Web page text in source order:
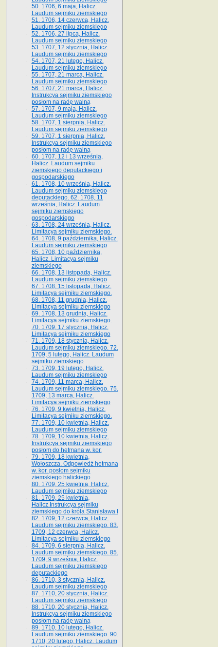
50. 1706, 6 maja, Halicz.
Laudum sejmiku ziemskiego
51. 1706, 14 czerwca, Halicz.
Laudum sejmiku ziemskiego
52. 1706, 27 lipca, Halicz.
Laudum sejmiku ziemskiego
53. 1707, 12 stycznia, Halicz.
Laudum sejmiku ziemskiego
54. 1707, 21 lutego, Halicz.
Laudum sejmiku ziemskiego
55. 1707, 21 marca, Halicz.
Laudum sejmiku ziemskiego
56. 1707, 21 marca, Halicz.
Instrukcya sejmiku ziemskiego
posłom na radę walną
57. 1707, 9 maja, Halicz.
Laudum sejmiku ziemskiego
58. 1707, 1 sierpnia, Halicz.
Laudum sejmiku ziemskiego
59. 1707, 1 sierpnia, Halicz.
Instrukcya sejmiku ziemskiego
posłom na radę walną
60. 1707, 12 i 13 września,
Halicz. Laudum sejmiku
ziemskiego deputackiego i
gospodarskiego
61. 1708, 10 września, Halicz.
Laudum sejmiku ziemskiego
deputackiego. 62. 1708, 11
września, Halicz. Laudum
sejmiku ziemskiego
gospodarskiego
63. 1708, 24 września, Halicz.
Limitacya sejmiku ziemskiego.
64. 1708, 9 października, Halicz.
Laudum sejmiku ziemskiego
65­. 1708, 10 października,
Halicz. Limitacya sejmiku
ziemskiego
66. 1708, 13 listopada, Halicz.
Laudum sejmiku ziemskiego
67. 1708, 15 listopada, Halicz.
Limitacya sejmiku ziemskiego.
68. 1708, 11 grudnia, Halicz.
Limitacya sejmiku ziemskiego
69. 1708, 13 grudnia, Halicz.
Limitacya sejmiku ziemskiego.
70. 1709, 17 stycznia, Halicz.
Limitacya sejmiku ziemskiego
71. 1709, 18 stycznia, Halicz.
Laudum sejmiku ziemskiego. 72.
1709, 5 lutego, Halicz. Laudum
sejmiku ziemskiego
73. 1709, 19 lutego, Halicz.
Laudum sejmiku ziemskiego
74. 1709, 11 marca, Halicz.
Laudum sejmiku ziemskiego. 75.
1709, 13 marca, Halicz.
Limitacya sejmiku ziemskiego
76. 1709, 9 kwietnia, Halicz.
Limitacya sejmiku ziemskiego.
77. 1709, 10 kwietnia, Halicz.
Laudum sejmiku ziemskiego
78. 1709, 10 kwietnia, Halicz.
Instrukcya sejmiku ziemskiego
posłom do hetmana w. kor.
79. 1709, 18 kwietnia,
Wołoszcza. Odpowiedź hetmana
w. kor. posłom sejmiku
ziemskiego halickiego
80. 1709, 25 kwietnia, Halicz.
Laudum sejmiku ziemskiego
81. 1709, 25 kwietnia,
Halicz.Instrukcya sejmiku
ziemskiego do króla Stanisława I
82. 1709, 12 czerwca, Halicz.
Laudum sejmiku ziemskiego. 83.
1709, 12 czerwca, Halicz.
Limitacya sejmiku ziemskiego
84. 1709, 6 sierpnia, Halicz.
Laudum sejmiku ziemskiego. 85.
1709, 9 września, Halicz.
Laudum sejmiku ziemskiego
deputackiego
86. 1710, 3 stycznia, Halicz.
Laudum sejmiku ziemskiego
87. 1710, 20 stycznia, Halicz.
Laudum sejmiku ziemskiego
88. 1710, 20 stycznia, Halicz.
Instrukcya sejmiku ziemskiego
posłom na radę walną
89. 1710, 10 lutego, Halicz.
Laudum sejmiku ziemskiego. 90.
1710, 20 lutego, Halicz. Laudum